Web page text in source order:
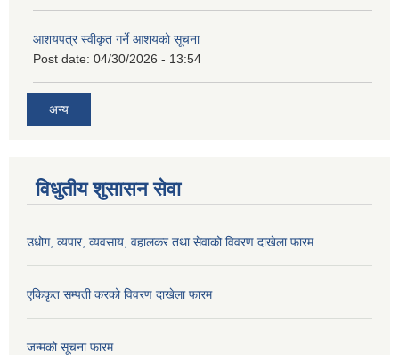
आशयपत्र स्वीकृत गर्ने आशयको सूचना
Post date: 04/30/2026 - 13:54
अन्य
विधुतीय शुसासन सेवा
उधोग, व्यपार, व्यवसाय, वहालकर तथा सेवाको विवरण दाखेला फारम
एकिकृत सम्पती करको विवरण दाखेला फारम
जन्मको सूचना फारम